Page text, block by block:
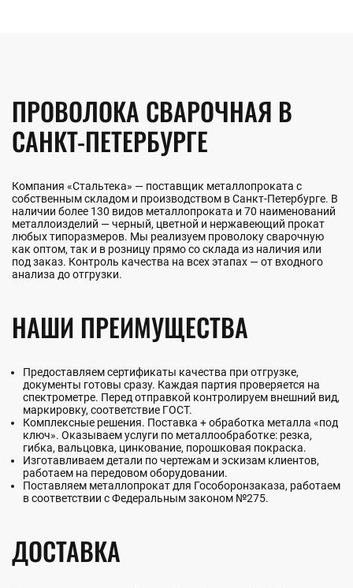
ПРОВОЛОКА СВАРОЧНАЯ В
САНКТ-ПЕТЕРБУРГЕ
Компания «Стальтека» — поставщик металлопроката с
собственным складом и производством в Санкт-Петербурге. В
наличии более 130 видов металлопроката и 70 наименований
металлоизделий — черный, цветной и нержавеющий прокат
любых типоразмеров. Мы реализуем проволоку сварочную
как оптом, так и в розницу прямо со склада из наличия или
под заказ. Контроль качества на всех этапах — от входного
анализа до отгрузки.
НАШИ ПРЕИМУЩЕСТВА
Предоставляем сертификаты качества при отгрузке,
документы готовы сразу. Каждая партия проверяется на
спектрометре. Перед отправкой контролируем внешний вид,
маркировку, соответствие ГОСТ.
Комплексные решения. Поставка + обработка металла «под
ключ». Оказываем услуги по металлообработке: резка,
гибка, вальцовка, цинкование, порошковая покраска.
Изготавливаем детали по чертежам и эскизам клиентов,
работаем на передовом оборудовании.
Поставляем металлопрокат для Гособоронзаказа, работаем
в соответствии с Федеральным законом №275.
ДОСТАВКА